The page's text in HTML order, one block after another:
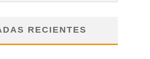
RECIENTES